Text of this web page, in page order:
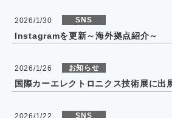
2026/1/30 SNS
Instagramを更新～海外拠点紹介～
2026/1/26 お知らせ
国際カーエレクトロニクス技術展に出
SNS